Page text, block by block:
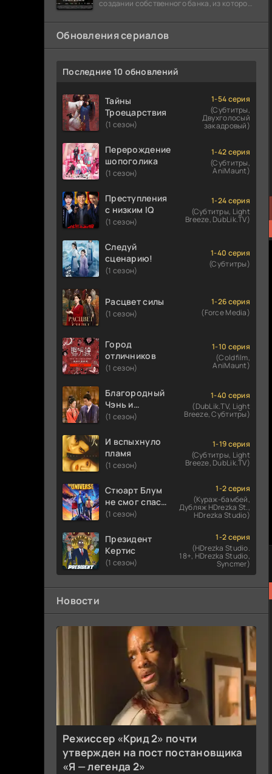
создании собственного банка, из которого
долларов. Однако,
Обновления сериалов
Последние 10 обновлений
Тайны
Троецарствия
(1 сезон)
1-54 серия
(Субтитры,
Двухголосый
закадровый)
Перерождение
шопоголика
(1 сезон)
1-42 серия
(Субтитры,
AniMaunt)
Преступления
с низким IQ
(1 сезон)
1-24 серия
(Субтитры, Light
Breeze, DubLik.TV)
Следуй
сценарию!
(1 сезон)
1-40 серия
(Субтитры)
Расцвет силы
(1 сезон)
1-26 серия
(Force Media)
Город
отличников
(1 сезон)
1-10 серия
(Coldfilm,
AniMaunt)
Благородный
Чэнь и
прекрасная
(1 сезон)
1-40 серия
(DubLik.TV, Light
Breeze, Субтитры)
И вспыхнуло
пламя
(1 сезон)
1-19 серия
(Субтитры, Light
Breeze, DubLik.TV)
Стюарт Блум
не смог спасти
вселенную
(1 сезон)
1-2 серия
(Кураж-бамбей,
Дубляж HDrezka St.,
HDrezka Studio)
Президент
Кертис
(1 сезон)
1-2 серия
(HDrezka Studio.
18+, HDrezka Studio,
Syncmer)
Новости
Режиссер «Крид 2» почти
утвержден на пост постановщика
«Я — легенда 2»